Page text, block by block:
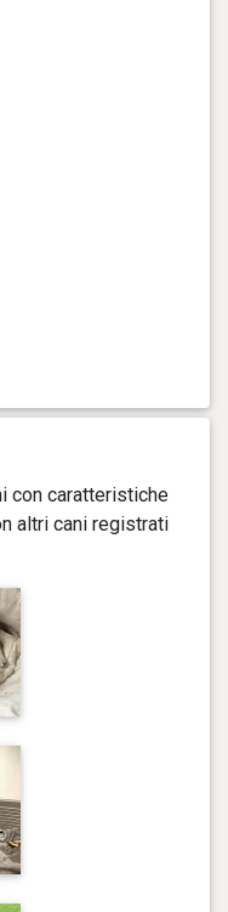
con caratteristiche
altri cani registrati